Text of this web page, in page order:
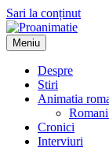
Sari la conținut
Proanimatie
Stiri despre filme de
Meniu
Despre
Stiri
Animatia
Cronici
Interviuri